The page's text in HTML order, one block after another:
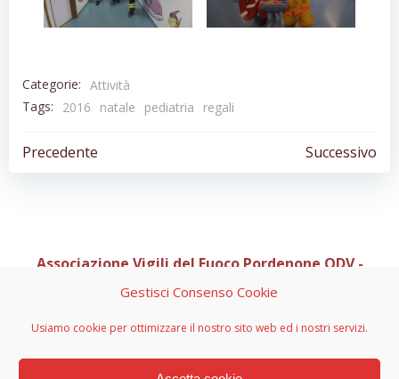
Gestisci Consenso Cookie
Usiamo cookie per ottimizzare il nostro sito web ed i nostri servizi.
Categorie: Attività
Tags:
2016 natale pediatria regali
Navigazione
Precedente
Navigazione
Successivo
Associazione Vigili del Fuoco Pordenone ODV -
Organizzazione di Volontariato
Occidentale 10 - 33081 Aviano (PN)
01967590934 - n. RRV 1047 decreto 2700 del 03-08-2015